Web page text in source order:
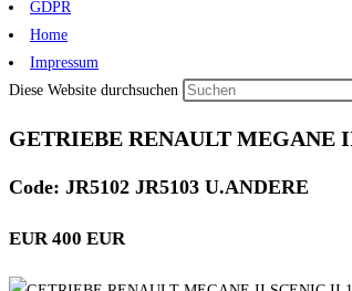
GDPR
Home
Impressum
Diese Website durchsuchen
GETRIEBE RENAULT MEGANE
Code: JR5102 JR5103 U.ANDERE
EUR 400 EUR